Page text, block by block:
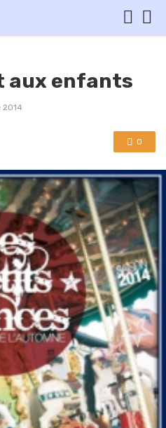
aux enfants
2014
0